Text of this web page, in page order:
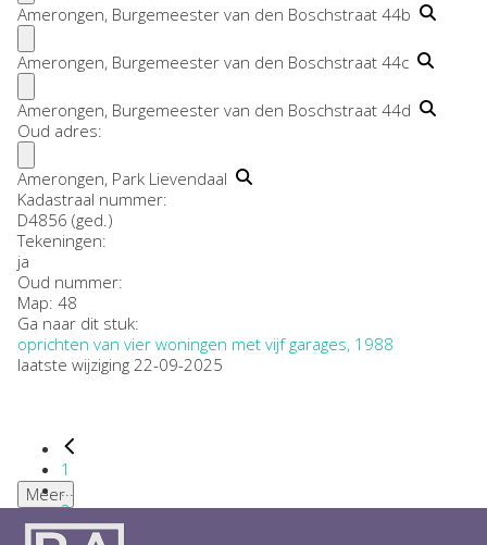
Amerongen, Burgemeester van den Boschstraat 44b
Amerongen, Burgemeester van den Boschstraat 44c
Amerongen, Burgemeester van den Boschstraat 44d
Oud adres:
Amerongen, Park Lievendaal
Kadastraal nummer:
D4856 (ged.)
Tekeningen:
ja
Oud nummer:
Map: 48
Ga naar dit stuk:
oprichten van vier woningen met vijf garages, 1988
laatste wijziging 22-09-2025
1
...
2
3
Meer